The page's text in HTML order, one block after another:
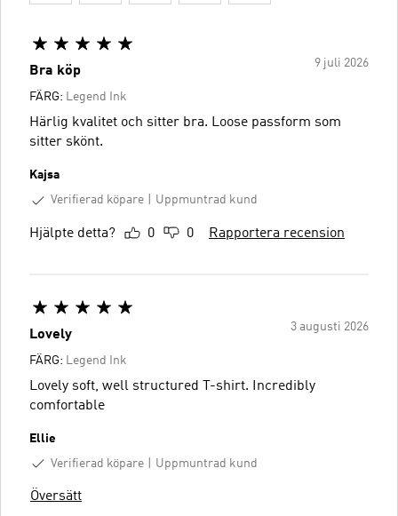
9 juli 2026
Bra köp
FÄRG: Legend Ink
Härlig kvalitet och sitter bra. Loose passform som
sitter skönt.
Kajsa
Verifierad köpare
Uppmuntrad kund
Hjälpte detta? 0 0 Rapportera recension
3 augusti 2026
Lovely
FÄRG: Legend Ink
Lovely soft, well structured T-shirt. Incredibly
comfortable
Ellie
Verifierad köpare
Uppmuntrad kund
Översätt